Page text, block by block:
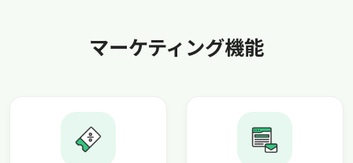
マーケティング機能